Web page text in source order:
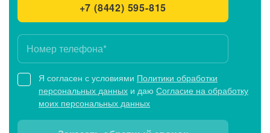
+7 (8442) 595-815
Я согласен с условиями Политики обработки
персональных данных и даю Согласие на обработку
моих персональных данных